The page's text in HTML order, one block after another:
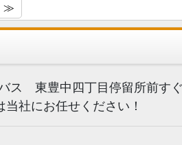
≫
ス 東豊中四丁目停留所前す
社にお任せください！